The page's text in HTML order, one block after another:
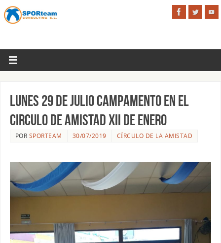
Lunes 29 de Julio Campamento en el
Circulo de Amistad XII de Enero
POR SPORTEAM 30/07/2019 CÍRCULO DE LA AMISTAD